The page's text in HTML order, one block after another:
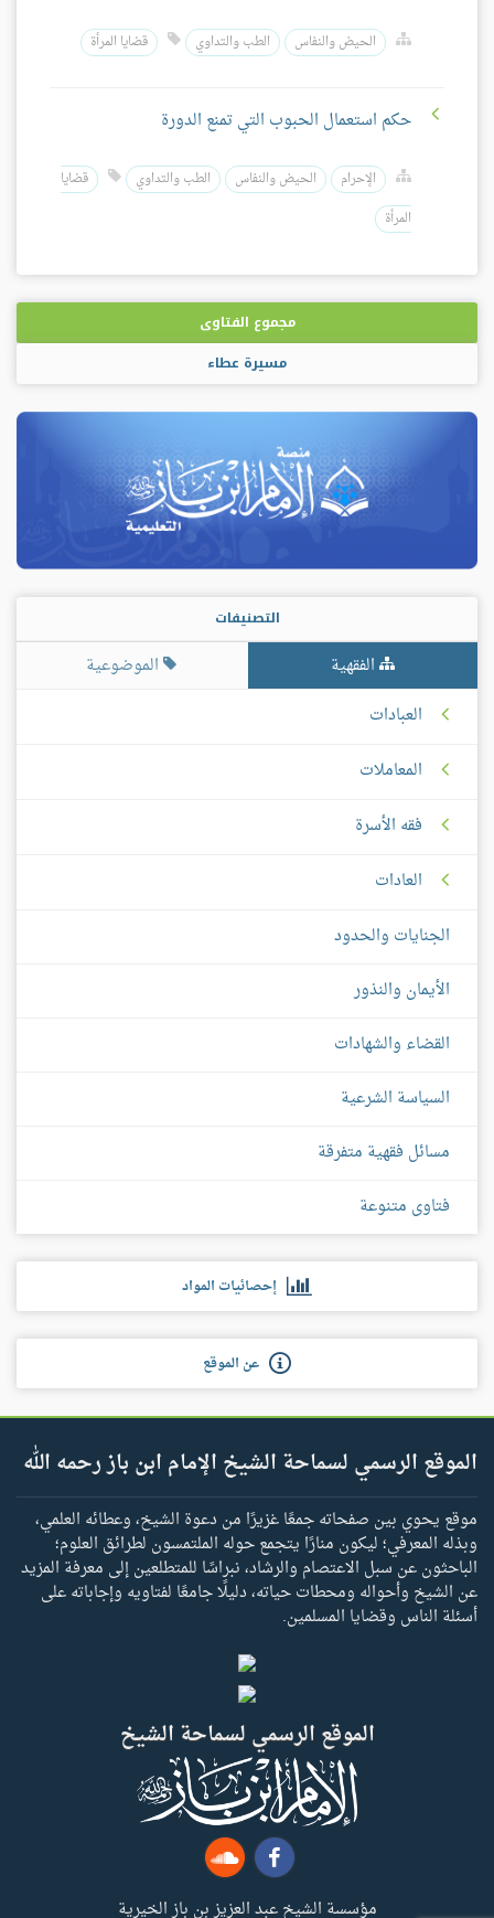
الحيض والنفاس الطب والتداوي قضايا المرأة
حكم استعمال الحبوب التي تمنع الدورة
الإحرام الحيض والنفاس الطب والتداوي
قضايا
المرأة
مجموع الفتاوى
مسيرة عطاء
التصنيفات
الفقهية
الموضوعية
العبادات
المعاملات
فقه الأسرة
العادات
الجنايات والحدود
الأيمان والنذور
القضاء والشهادات
السياسة الشرعية
مسائل فقهية متفرقة
فتاوى متنوعة
إحصائيات المواد
عن الموقع
الموقع الرسمي لسماحة الشيخ الإمام ابن باز رحمه الله
موقع يحوي بين صفحاته جمعًا غزيرًا من دعوة الشيخ، وعطائه العلمي،
وبذله المعرفي؛ ليكون منارًا يتجمع حوله الملتمسون لطرائق العلوم؛
الباحثون عن سبل الاعتصام والرشاد، نبراسًا للمتطلعين إلى معرفة المزيد
عن الشيخ وأحواله ومحطات حياته، دليلًا جامعًا لفتاويه وإجاباته على
أسئلة الناس وقضايا المسلمين.
الموقع الرسمي لسماحة الشيخ
مؤسسة الشيخ عبد العزيز بن باز الخيرية